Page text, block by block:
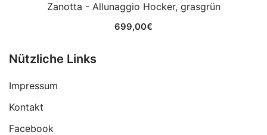
Zanotta - Allunaggio Hocker, grasgrün
699,00€
Nützliche Links
Impressum
Kontakt
Facebook